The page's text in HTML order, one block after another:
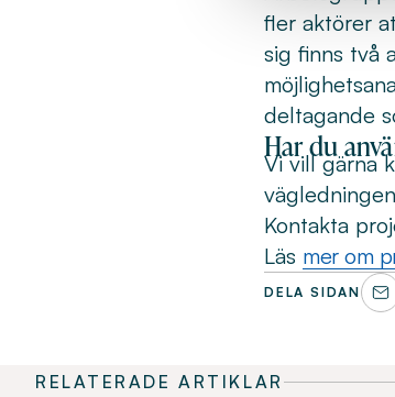
fler aktörer
sig finns två
deltagande
Har du
Vi vill gärna
Kontakta
Läs mer om
DELA SIDAN
RELATERADE ARTIKLAR